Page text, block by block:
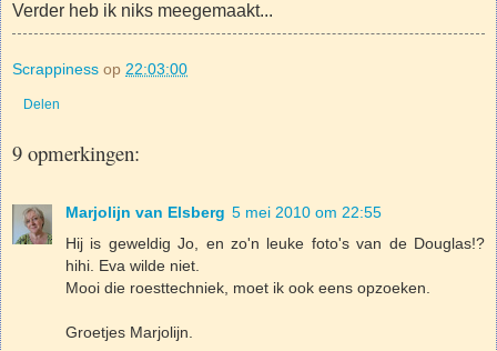
Verder heb ik niks meegemaakt...
Scrappiness op 22:03:00
Delen
9 opmerkingen:
Marjolijn van Elsberg 5 mei 2010 om 22:55
Hij is geweldig Jo, en zo'n leuke foto's van de Douglas!?
hihi. Eva wilde niet.
Mooi die roesttechniek, moet ik ook eens opzoeken.
Groetjes Marjolijn.